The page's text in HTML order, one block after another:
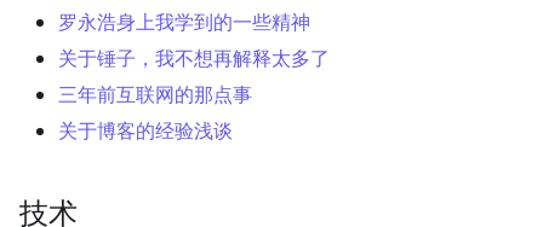
罗永浩身上我学到的一些精神
关于锤子，我不想再解释太多了
三年前互联网的那点事
关于博客的经验浅谈
技术